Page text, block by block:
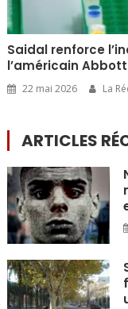
Saidal renforce
l’américain Abbott
22 mai 2026 La
ARTICLES